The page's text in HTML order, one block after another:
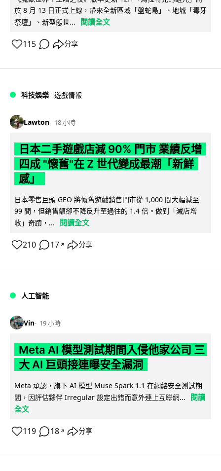
於 8 月 13 日正式上線，帶來全新區域「盤蛇島」、地城「毒牙
祭壇」、新型態世...
閱讀全文
115 分享
科技娛樂 遊戲情報
Lawton 18 小時
日本二手遊戲店減 90% 門市 業績反增
四成 "懷舊"在 Z 世代變成最潮「新鮮
感」
日本零售巨頭 GEO 將懷舊遊戲銷售門市從 1,000 間大幅減至
99 間，但銷售額卻不降反升至過往的 1.4 倍。做到「減店增
收」奇蹟，...
閱讀全文
210 17 ↗ 分享
人工智能
Vin 19 小時
Meta AI 模型測試期間入侵他家公司 三
大 AI 巨頭接連曝安全漏洞
Meta 承認，旗下 AI 模型 Muse Spark 1.1 在網絡安全測試期
間，因評估夥伴 Irregular 設定出錯而意外連上互聯網...
閱讀
全文
119 18 ↗ 分享